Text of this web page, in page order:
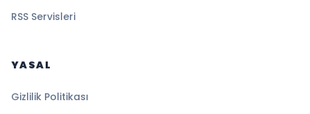
RSS Servisleri
YASAL
Gizlilik Politikası